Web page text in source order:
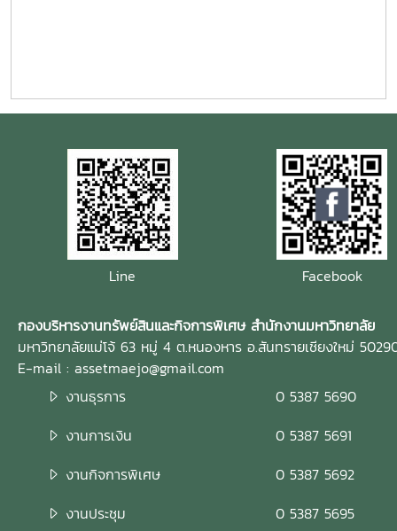
Line Facebook
กองบริหารงานทรัพย์สินและกิจการพิเศษ สำนักงานมหาวิทยาลัย
มหาวิทยาลัยแม่โจ้ 63 หมู่ 4 ต.หนองหาร อ.สันทรายเชียงใหม่
E-mail : assetmaejo@gmail.com
งานธุรการ
0 5387 5690
งานการเงิน
0 5387 5691
งานกิจการพิเศษ
0 5387 5692
งานประชุม
0 5387 5695